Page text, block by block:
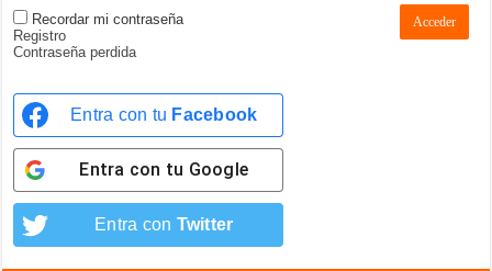
Recordar mi contraseña Acceder
Registro
Contraseña perdida
Entra con tu Facebook
Entra con tu Google
Entra con Twitter